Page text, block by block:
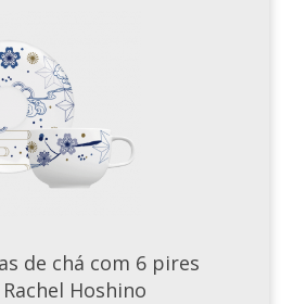
de chá com 6 pires
Hoshino